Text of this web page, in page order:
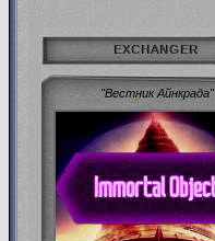
EXCHANGER
"Вестник Айнкрада"